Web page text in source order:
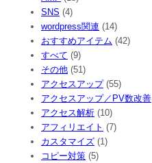
SNS (4)
wordpress関連 (14)
おすすめアイテム (42)
すべて (9)
その他 (51)
アクセスアップ(55)
アクセスアップ／PV数改善
アクセス解析 (10)
アフィリエイト (7)
カスタマイズ (1)
コピー対策 (5)